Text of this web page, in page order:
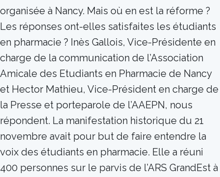
organisée à Nancy. Mais où en est la réforme ?
Les réponses ont-elles satisfaites les étudiants
en pharmacie ? Inès Gallois, Vice-Présidente en
charge de la communication de l’Association
Amicale des Etudiants en Pharmacie de Nancy
et Hector Mathieu, Vice-Président en charge de
la Presse et porteparole de l’AAEPN, nous
répondent. La manifestation historique du 21
novembre avait pour but de faire entendre la
voix des étudiants en pharmacie. Elle a réuni
400 personnes sur le parvis de l’ARS GrandEst à